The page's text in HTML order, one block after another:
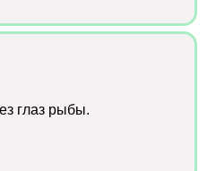
глаз рыбы.